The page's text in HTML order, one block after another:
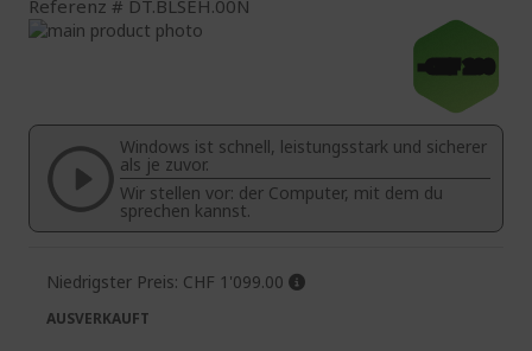
Referenz DT.BLSEH.00N
Zum
springen
-CHF 200
Bildgalerie
springen
Windows ist schnell, leistungsstark und sicherer
als je zuvor.
Wir stellen vor: der Computer, mit dem du
sprechen kannst.
Niedrigster Preis: CHF 1'099.00
AUSVERKAUFT